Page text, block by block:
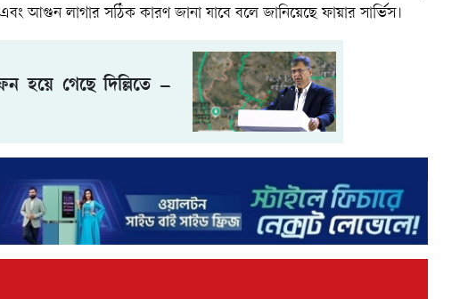
আগুন লাগার সঠিক কারণ জানা যাবে বলে জানিয়েছে ফায়ার সার্ভিস।
হয়ে গেছে দিল্লিতে –